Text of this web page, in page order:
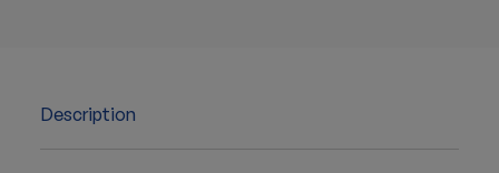
Description